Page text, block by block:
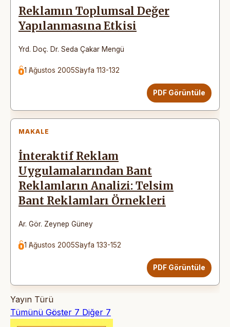
Reklamın Toplumsal Değer
Yapılanmasına Etkisi
Yrd. Doç. Dr. Seda Çakar Mengü
1 Ağustos 2005Sayfa 113-132
PDF Görüntüle
MAKALE
İnteraktif Reklam
Uygulamalarından Bant
Reklamların Analizi: Telsim
Bant Reklamları Örnekleri
Ar. Gör. Zeynep Güney
1 Ağustos 2005Sayfa 133-152
PDF Görüntüle
Yayın Türü
Tümünü Göster 7 Diğer 7